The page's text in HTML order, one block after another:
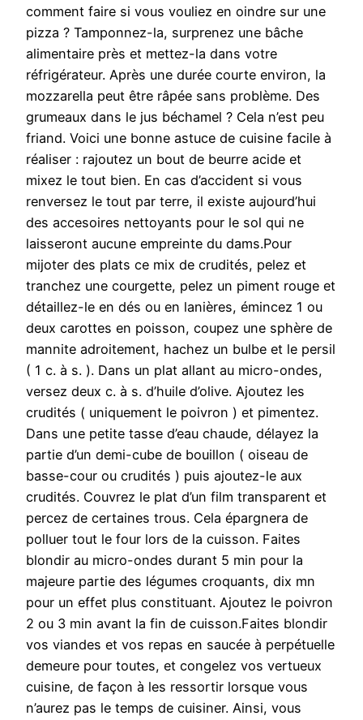
comment faire si vous vouliez en oindre sur une
pizza ? Tamponnez-la, surprenez une bâche
alimentaire près et mettez-la dans votre
réfrigérateur. Après une durée courte environ, la
mozzarella peut être râpée sans problème. Des
grumeaux dans le jus béchamel ? Cela n’est peu
friand. Voici une bonne astuce de cuisine facile à
réaliser : rajoutez un bout de beurre acide et
mixez le tout bien. En cas d’accident si vous
renversez le tout par terre, il existe aujourd’hui
des accesoires nettoyants pour le sol qui ne
laisseront aucune empreinte du dams.Pour
mijoter des plats ce mix de crudités, pelez et
tranchez une courgette, pelez un piment rouge et
détaillez-le en dés ou en lanières, émincez 1 ou
deux carottes en poisson, coupez une sphère de
mannite adroitement, hachez un bulbe et le persil
( 1 c. à s. ). Dans un plat allant au micro-ondes,
versez deux c. à s. d’huile d’olive. Ajoutez les
crudités ( uniquement le poivron ) et pimentez.
Dans une petite tasse d’eau chaude, délayez la
partie d’un demi-cube de bouillon ( oiseau de
basse-cour ou crudités ) puis ajoutez-le aux
crudités. Couvrez le plat d’un film transparent et
percez de certaines trous. Cela épargnera de
polluer tout le four lors de la cuisson. Faites
blondir au micro-ondes durant 5 min pour la
majeure partie des légumes croquants, dix mn
pour un effet plus constituant. Ajoutez le poivron
2 ou 3 min avant la fin de cuisson.Faites blondir
vos viandes et vos repas en saucée à perpétuelle
demeure pour toutes, et congelez vos vertueux
cuisine, de façon à les ressortir lorsque vous
n’aurez pas le temps de cuisiner. Ainsi, vous